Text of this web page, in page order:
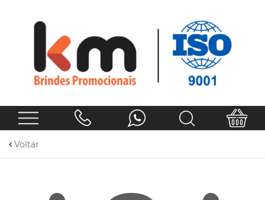
Voltar